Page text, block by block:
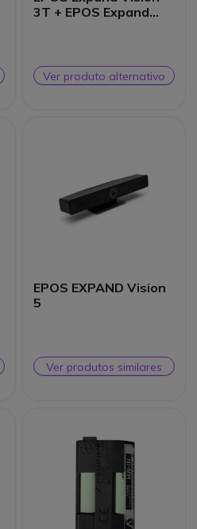
3T + EPOS Expand
Ver produto alternativo
EPOS EXPAND Vision
5
Ver produtos similares